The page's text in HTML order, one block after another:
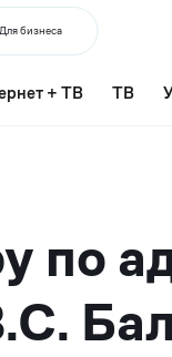
Для бизнеса
+ ТВ ТВ
по